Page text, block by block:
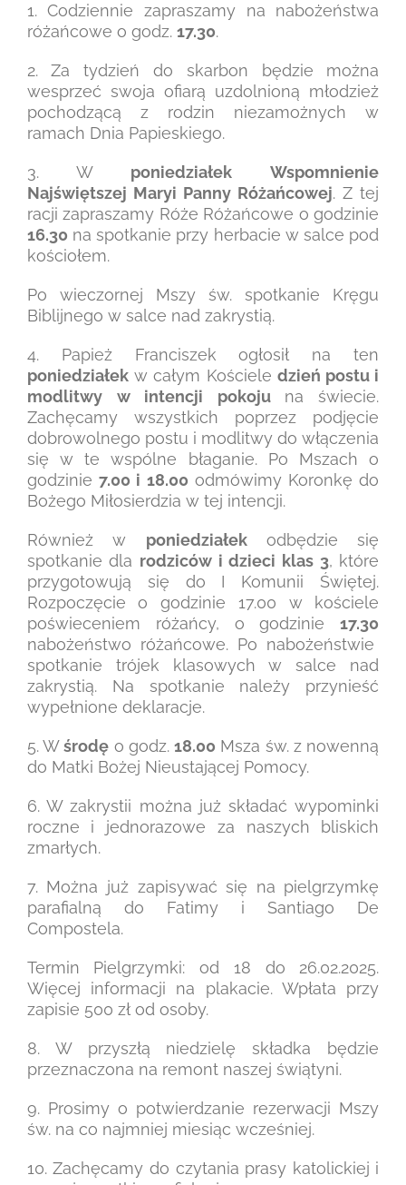
1. Codziennie zapraszamy na nabożeństwa
różańcowe o godz. 17.30.
2. Za tydzień do skarbon będzie można
wesprzeć swoja ofiarą uzdolnioną młodzież
pochodzącą z rodzin niezamożnych w
ramach Dnia Papieskiego.
3. W poniedziałek
Wspomnienie
Najświętszej Maryi Panny Różańcowej. Z tej
racji zapraszamy Róże Różańcowe o godzinie
16.30 na spotkanie przy herbacie w salce pod
kościołem.
Po wieczornej Mszy św. spotkanie Kręgu
Biblijnego w salce nad zakrystią.
4. Papież Franciszek ogłosił na ten
poniedziałekw całym Kościele dzień postu i
modlitwy
w intencji pokoju na świecie.
Zachęcamy wszystkich poprzez podjęcie
dobrowolnego postu i modlitwy do włączenia
się w te wspólne błaganie. Po Mszach o
godzinie 7.00 i 18.00 odmówimy Koronkę do
Bożego Miłosierdzia w tej intencji.
Również w poniedziałekodbędzie się
spotkanie dla rodziców i dzieci klas 3, które
przygotowują się do I Komunii Świętej.
Rozpoczęcie o godzinie 17.00 w kościele
poświeceniem różańcy, o godzinie17.30
nabożeństwo różańcowe. Po nabożeństwie
spotkanie trójek klasowych w salce nad
zakrystią. Na spotkanie należy przynieść
wypełnione deklaracje.
5. Wśrodę o godz.18.00 Msza św. z nowenną
do Matki Bożej Nieustającej Pomocy.
6. W zakrystii można już składać wypominki
roczne i jednorazowe za naszych bliskich
zmarłych.
7. Można już zapisywać się na pielgrzymkę
parafialną do Fatimy i Santiago De
Compostela.
Termin Pielgrzymki: od 18 do 26.02.2025.
Więcej informacji na plakacie. Wpłata przy
zapisie 500 zł od osoby.
8. W przyszłą niedzielę składka będzie
przeznaczona na remont naszej świątyni.
9. Prosimy o potwierdzanie rezerwacji Mszy
św. na co najmniej miesiąc wcześniej.
10. Zachęcamy do czytania prasy katolickiej i